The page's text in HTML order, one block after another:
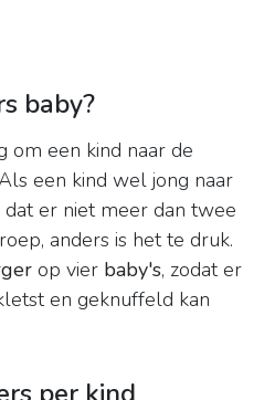
baby?
om een kind naar de
een kind wel jong naar
dat er niet meer dan twee
anders is het te druk.
op vier baby's, zodat er
en geknuffeld kan